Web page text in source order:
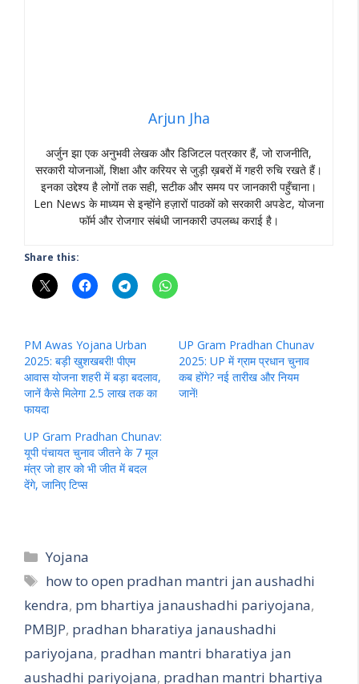
Arjun Jha
अर्जुन झा एक अनुभवी लेखक और डिजिटल पत्रकार हैं, जो राजनीति,
सरकारी योजनाओं, शिक्षा और करियर से जुड़ी ख़बरों में गहरी रुचि रखते हैं।
इनका उद्देश्य है लोगों तक सही, सटीक और समय पर जानकारी पहुँचाना।
Len News के माध्यम से इन्होंने हज़ारों पाठकों को सरकारी अपडेट, योजना
फॉर्म और रोजगार संबंधी जानकारी उपलब्ध कराई है।
Share this:
PM Awas Yojana Urban
2025: बड़ी खुशखबरी! पीएम
आवास योजना शहरी में बड़ा बदलाव,
जानें कैसे मिलेगा 2.5 लाख तक का
फायदा
UP Gram Pradhan Chunav
2025: UP में ग्राम प्रधान चुनाव
कब होंगे? नई तारीख और नियम
जानें!
UP Gram Pradhan Chunav:
यूपी पंचायत चुनाव जीतने के 7 मूल
मंत्र जो हार को भी जीत में बदल
देंगे, जानिए टिप्स
Categories
Yojana
Tags
how to open pradhan mantri jan aushadhi
kendra, pm bhartiya janaushadhi pariyojana,
PMBJP, pradhan bharatiya janaushadhi
pariyojana, pradhan mantri bharatiya jan
aushadhi pariyojana, pradhan mantri bhartiya